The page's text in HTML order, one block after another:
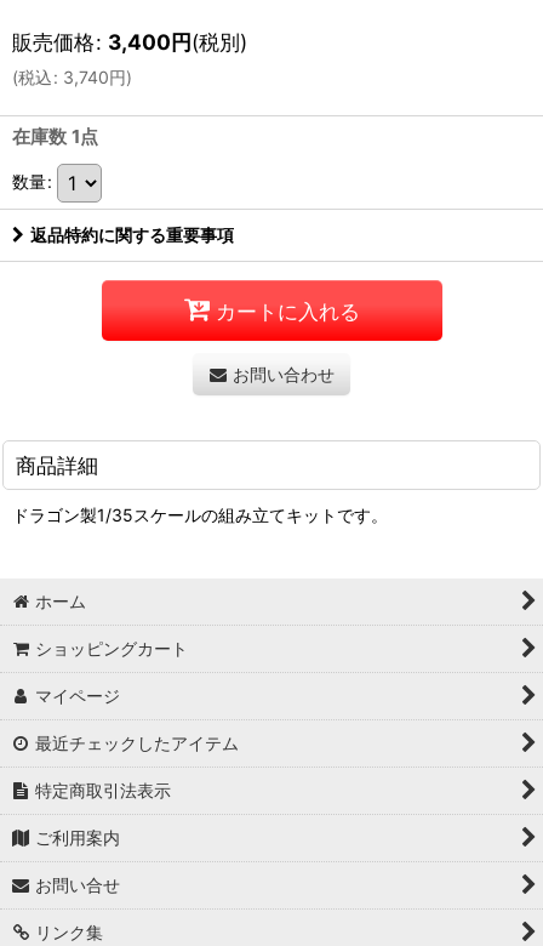
販売価格: 3,400円(税別)
(税込: 3,740円)
在庫数 1点
数量:
返品特約に関する重要事項
カートに入れる
お問い合わせ
商品詳細
ドラゴン製1/35スケールの組み立てキットです。
ホーム
ショッピングカート
マイページ
最近チェックしたアイテム
特定商取引法表示
ご利用案内
お問い合せ
リンク集